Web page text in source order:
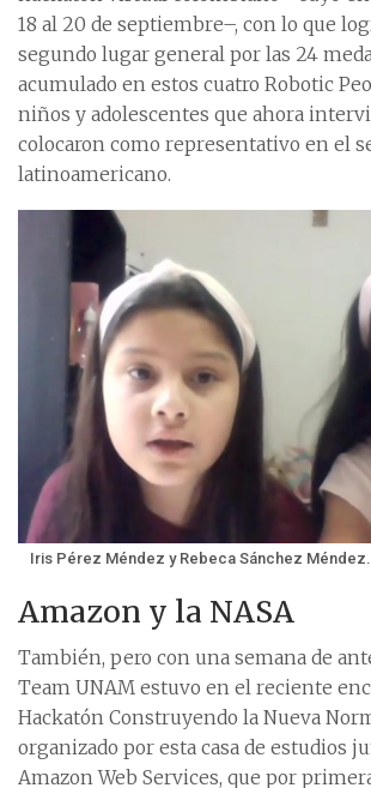
18 al 20 de septiembre–, con lo que
segundo lugar general por las 24
acumulado en estos cuatro Robotic
niños y adolescentes que ahora
colocaron como representativo en el
latinoamericano.
Iris Pérez Méndez y Rebeca Sánchez Méndez.
Amazon y la NASA
También, pero con una semana de
Team UNAM estuvo en el reciente
Hackatón Construyendo la Nueva
organizado por esta casa de estudios
Amazon Web Services, que por